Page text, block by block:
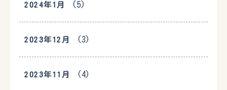
2024年1月 (5)
2023年12月 (3)
2023年11月 (4)